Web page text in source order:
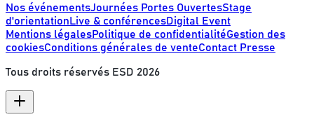
Nos événementsJournées Portes OuvertesStage
d'orientation Live & conférencesDigital Event
Mentions légalesPolitique de confidentialitéGestion des
cookiesConditions générales de venteContact Presse
Tous droits réservés ESD 2026